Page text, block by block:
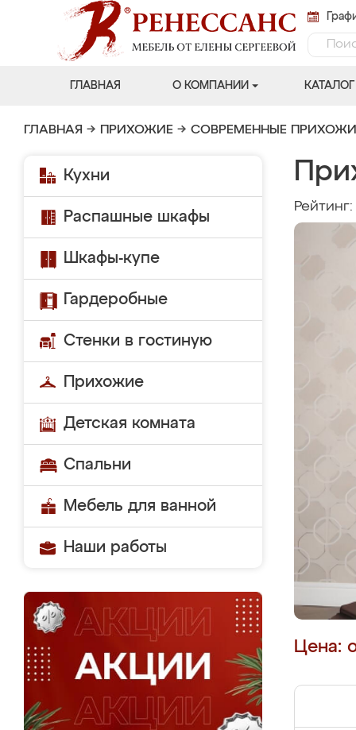
ГЛАВНАЯ О КОМПАНИИ КАТАЛОГ
ГЛАВНАЯ → ПРИХОЖИЕ → СОВРЕМЕННЫЕ
Кухни
Распашные шкафы
Шкафы-купе
Гардеробные
Стенки в гостиную
Прихожие
Детская комната
Спальни
Мебель для ванной
Наши работы
Рейтинг:
Цена: